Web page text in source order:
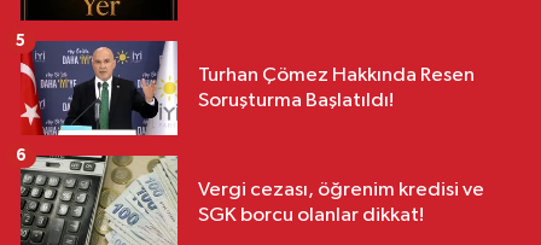
Turhan Çömez Hakkında Resen
Soruşturma Başlatıldı!
5
Vergi cezası, öğrenim kredisi ve
SGK borcu olanlar dikkat!
6